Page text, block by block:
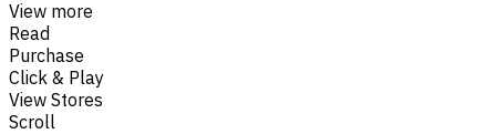
View more
Read
Purchase
Click & Play
View Stores
Scroll